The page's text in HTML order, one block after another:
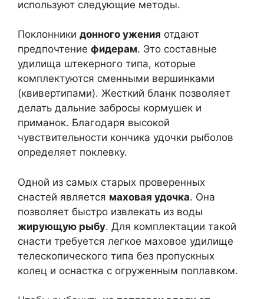
используют следующие методы.
Поклонники донного ужения отдают
предпочтение фидерам. Это составные
удилища штекерного типа, которые
комплектуются сменными вершинками
(квивертипами). Жесткий бланк позволяет
делать дальние забросы кормушек и
приманок. Благодаря высокой
чувствительности кончика удочки рыболов
определяет поклевку.
Одной из самых старых проверенных
снастей является маховая удочка. Она
позволяет быстро извлекать из воды
жирующую рыбу. Для комплектации такой
снасти требуется легкое маховое удилище
телескопического типа без пропускных
колец и оснастка с огруженным поплавком.